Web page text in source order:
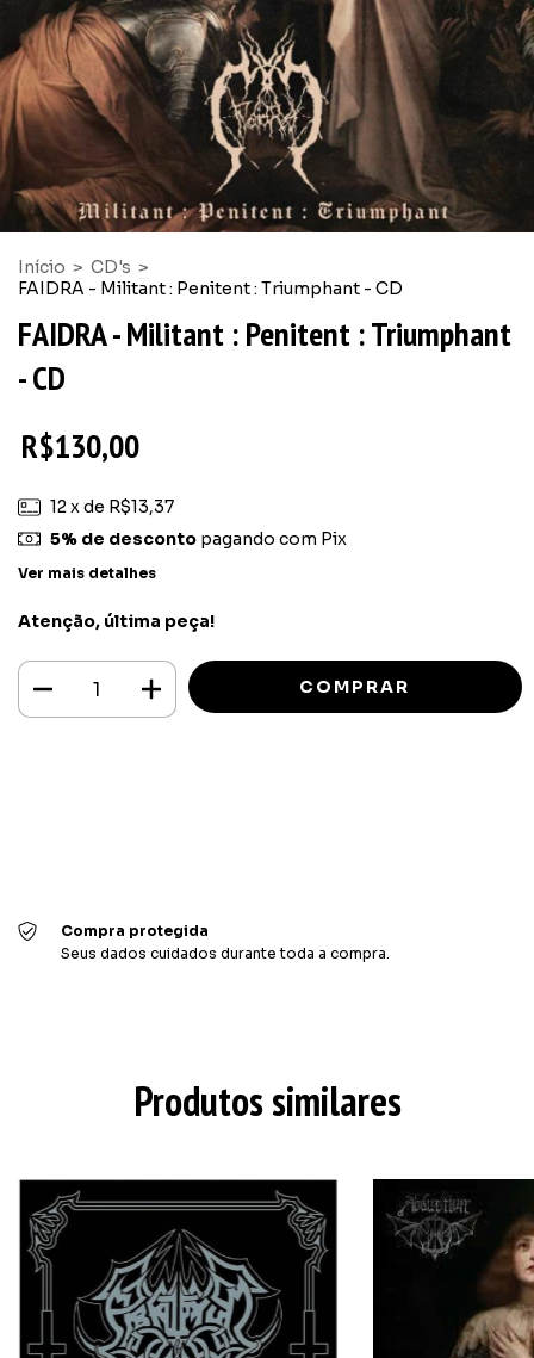
Início > CD's >
FAIDRA - Militant : Penitent : Triumphant - CD
FAIDRA - Militant : Penitent : Triumphant
- CD
R$130,00
12x de R$13,37
5% de descontopagando com Pix
Ver mais detalhes
Atenção, última peça!
Compra protegida
Seus dados cuidados durante toda a compra.
Produtos similares